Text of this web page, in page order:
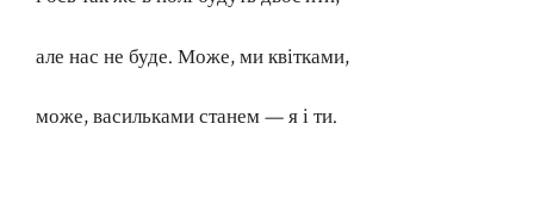
але нас не буде. Може, ми квітками,
може, васильками станем — я і ти.